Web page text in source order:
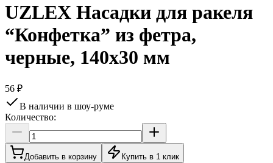
UZLEX Насадки для ракеля
“Конфетка” из фетра,
черные, 140х30 мм
56 ₽
В наличии в шоу-руме
Количество:
Добавить в корзину Купить в 1 клик